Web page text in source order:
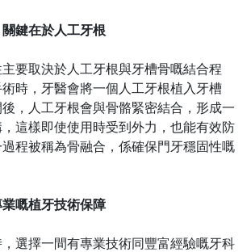
鍵在於人工牙根
要取決於人工牙根與牙槽骨嘅結合程
時，牙醫會將一個人工牙根植入牙槽
，人工牙根會與骨骼緊密結合，形成一
這樣即使使用時受到外力，也能有效防
程被稱為骨融合， 係確保門牙穩固性嘅
業嘅植牙技術保障
選擇一間有專業技術同 豐富經驗嘅牙科